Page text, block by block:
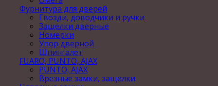
Фурнитура для дверей
Гвозди, доводчики и ручки
Защелки дверные
Номерки
Упор дверной
Шпингалет
FUARO, PUNTO, AJAX
PUNTO, AJAX
Врезные замки, защелки